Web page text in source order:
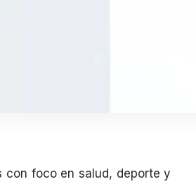
con foco en salud, deporte y